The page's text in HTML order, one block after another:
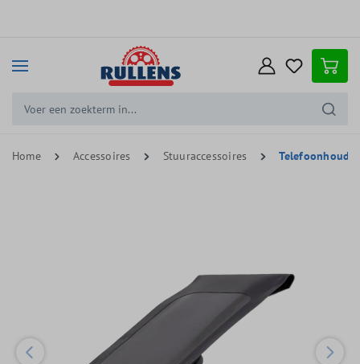
Home Accessoires Stuuraccessoires